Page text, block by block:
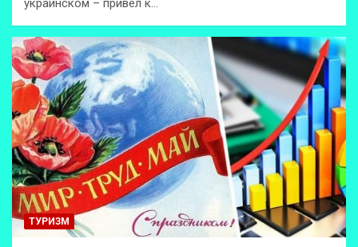
украинском – привёл к…
ТУРИЗМ